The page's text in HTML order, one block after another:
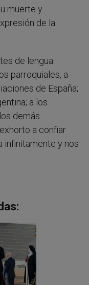
muerte y
de la
de lengua
parroquiales, a
de España;
a los
demás
a confiar
infinitamente y nos